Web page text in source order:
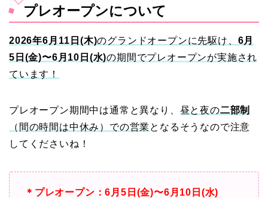
プレオープンについて
2026年6月11日(木)のグランドオープンに先駆け、 6月
5日(金)〜6月10日(水)の期間でプレオープンが実施され
ています！
プレオープン期間中は通常と異なり、 昼と夜の二部制
（間の時間は中休み）での営業 となるそうなので注意
してくださいね！
＊プレオープン：6月5日(金)〜6月10日(水)